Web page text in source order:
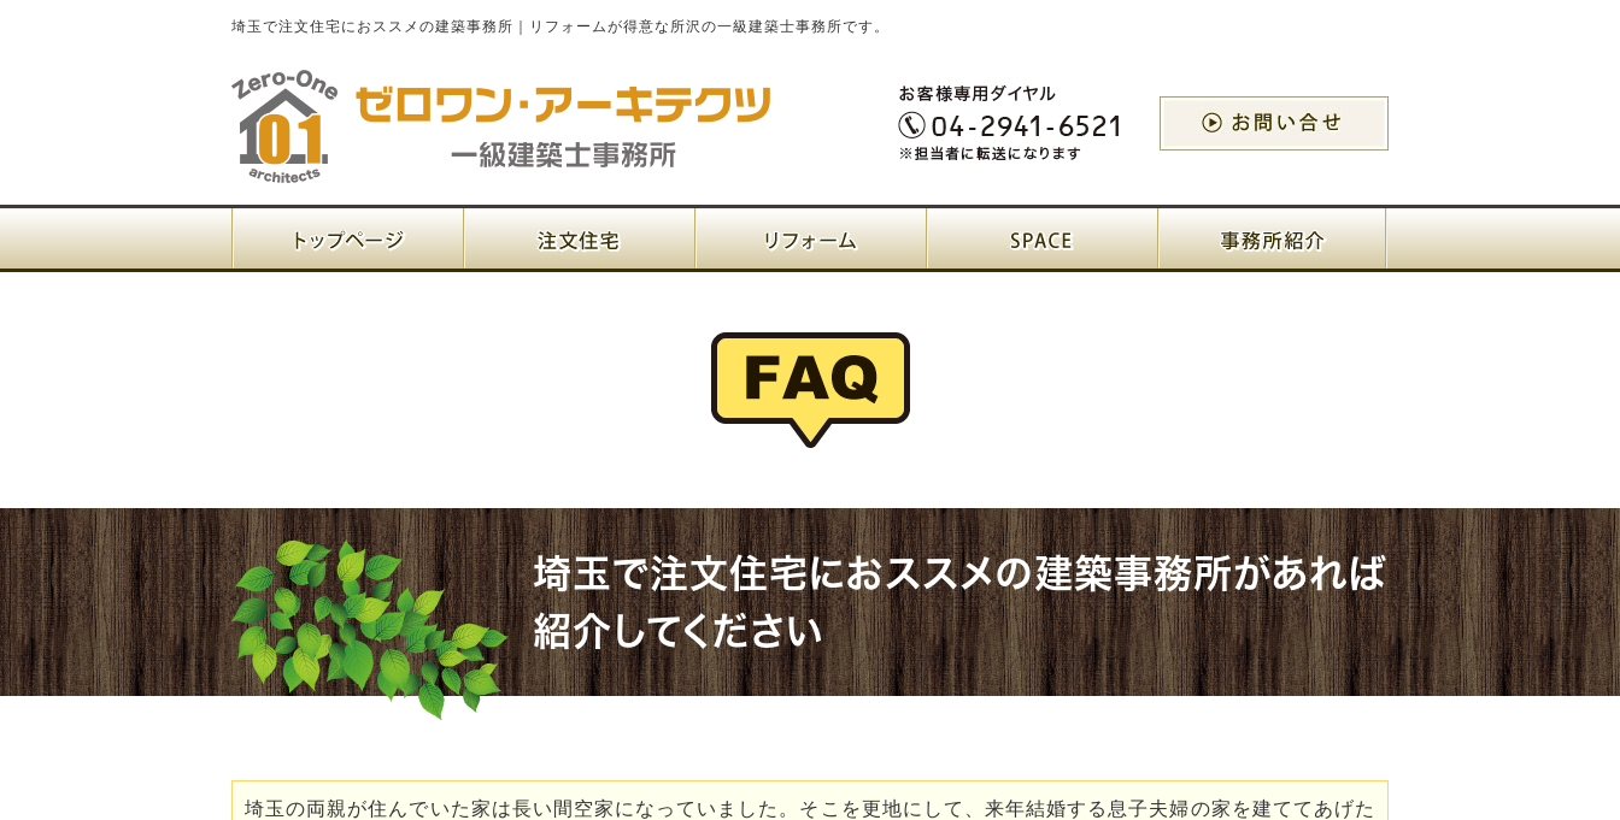
埼玉で注文住宅におススメの建築事務所｜リフォームが得意な所沢の一級建築士事務所です。
埼玉で注文住宅におススメの建築事務所があれば
紹介してください
埼玉の両親が住んでいた家は長い間空家になっていました。そこを更地にして、来年結婚する息子夫婦の家を建ててあげた